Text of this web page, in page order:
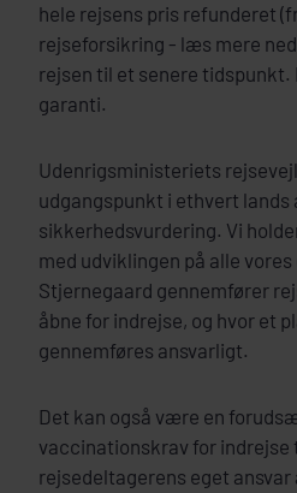
hele rejsens pris refunderet
rejseforsikring - læs mere
rejsen til et senere tidspunkt.
garanti.
Udenrigsministeriets
udgangspunkt i ethvert lands
sikkerhedsvurdering. Vi
med udviklingen på alle
Stjernegaard gennemfører
åbne for indrejse, og hvor et
gennemføres ansvarligt.
Det kan også være en
vaccinationskrav for indrejse
rejsedeltagerens eget